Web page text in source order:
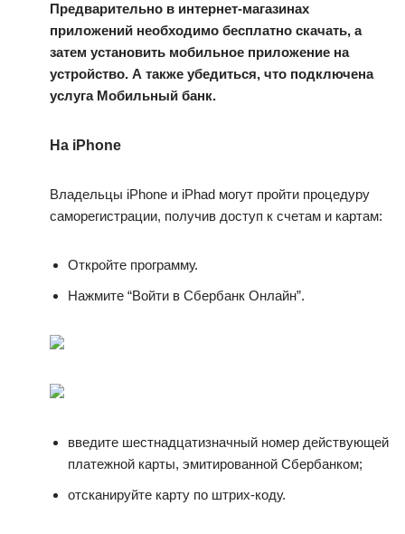
Предварительно в интернет-магазинах
приложений необходимо бесплатно скачать, а
затем установить мобильное приложение на
устройство. А также убедиться, что подключена
услуга Мобильный банк.
На iPhone
Владельцы iPhone и iPhad могут пройти процедуру
саморегистрации, получив доступ к счетам и картам:
Откройте программу.
Нажмите “Войти в Сбербанк Онлайн”.
введите шестнадцатизначный номер действующей
платежной карты, эмитированной Сбербанком;
отсканируйте карту по штрих-коду.